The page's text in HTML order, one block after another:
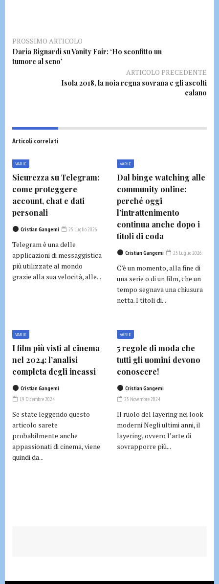
PROSSIMO ARTICOLO
Daria Bignardi su Vanity Fair: ‘Ho sconfitto un
tumore al seno’
ARTICOLO PRECEDENTE
Isola 2018, la noia regna sovrana e gli ascolti
calano
Articoli correlati
VARIE
Sicurezza su Telegram:
come proteggere
account, chat e dati
personali
Cristian Gangemi 25 Luglio 2026
Telegram è una delle
applicazioni di messaggistica
più utilizzate al mondo
grazie alla sua velocità, alle...
VARIE
Dal binge watching alle
community online:
perché oggi
l’intrattenimento
continua anche dopo i
titoli di coda
Cristian Gangemi 25 Luglio 2026
C’è un momento, alla fine di
una serie o di un film, che un
tempo segnava una chiusura
netta. I titoli di...
VARIE
I film più visti al cinema
nel 2024: l’analisi
completa degli incassi
Cristian Gangemi
19 Dicembre 2024
Se state leggendo questo
articolo sarete
probabilmente anche
appassionati di cinema, viene
quindi da...
VARIE
5 regole di moda che
tutti gli uomini devono
conoscere!
Cristian Gangemi
25 Novembre 2024
Il ruolo del layering nei look
moderni Negli ultimi anni, il
layering, ovvero l’arte di
sovrapporre più...